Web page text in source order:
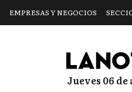
EMPRESAS Y NEGOCIOS
jueves 06